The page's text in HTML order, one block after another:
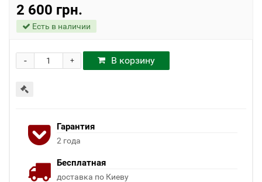
2 600 грн.
Есть в наличии
+
- В корзину
Гарантия
2 года
Бесплатная
доставка по Киеву